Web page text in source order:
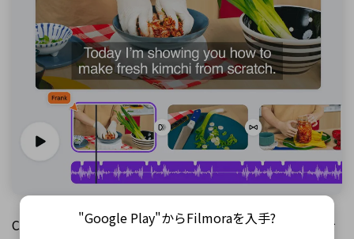
Canvaは、テンプレートを活かして整った文字デザインを
"Google Play"からFilmoraを入手?